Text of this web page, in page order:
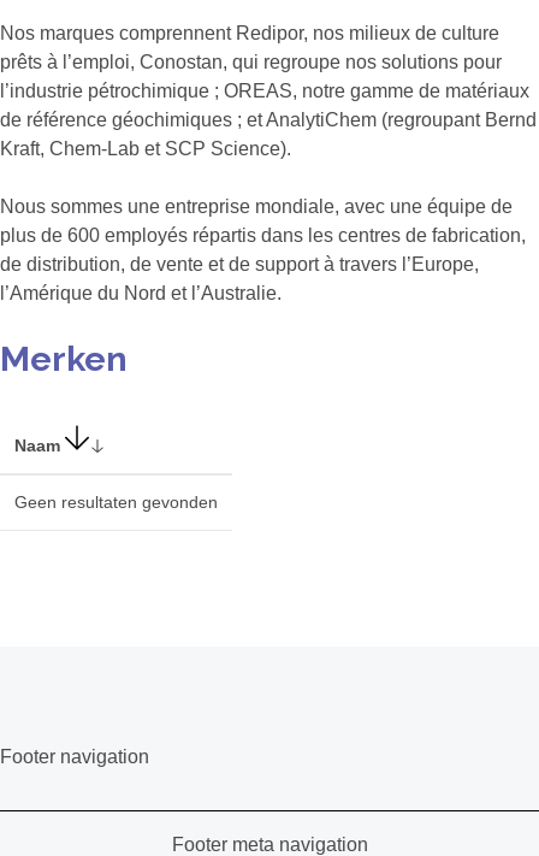
Nos marques comprennent Redipor, nos milieux de culture
prêts à l’emploi, Conostan, qui regroupe nos solutions pour
l’industrie pétrochimique ; OREAS, notre gamme de matériaux
de référence géochimiques ; et AnalytiChem (regroupant Bernd
Kraft, Chem-Lab et SCP Science).
Nous sommes une entreprise mondiale, avec une équipe de
plus de 600 employés répartis dans les centres de fabrication,
de distribution, de vente et de support à travers l’Europe,
l’Amérique du Nord et l’Australie.
Merken
Naam
Geen resultaten gevonden
Footer navigation
Footer meta navigation